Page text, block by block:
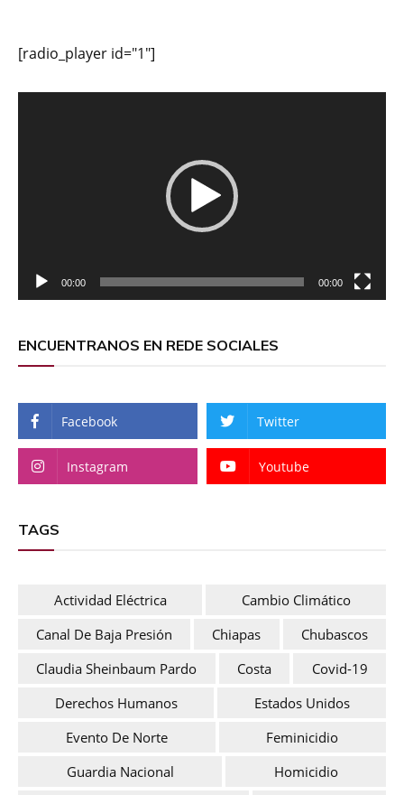
[radio_player id="1"]
00:00 00:00
ENCUENTRANOS EN REDE SOCIALES
Facebook Twitter
Instagram Youtube
TAGS
Actividad Eléctrica
Cambio Climático
Canal De Baja Presión
Chiapas
Chubascos
Claudia Sheinbaum Pardo
Costa
Covid-19
Derechos Humanos
Estados Unidos
Evento De Norte
Feminicidio
Guardia Nacional
Homicidio